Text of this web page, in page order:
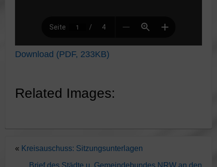
Download (PDF, 233KB)
Related Images:
« Kreisauschuss: Sitzungsunterlagen
Brief des Städte u. Gemeindebundes NRW an den